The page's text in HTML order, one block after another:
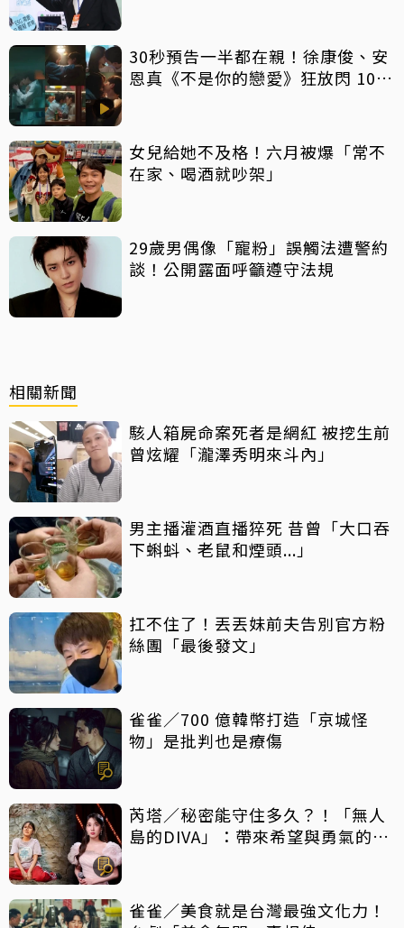
30秒預告一半都在親！徐康俊、安
恩真《不是你的戀愛》狂放閃 10年
女兒給她不及格！六月被爆「常不
在家、喝酒就吵架」
29歲男偶像「寵粉」誤觸法遭警約
談！公開露面呼籲遵守法規
相關新聞
駭人箱屍命案死者是網紅 被挖生前
曾炫耀「瀧澤秀明來斗內」
男主播灌酒直播猝死 昔曾「大口吞
下蝌蚪、老鼠和煙頭...」
扛不住了！丟丟妹前夫告別官方粉
絲團「最後發文」
雀雀／700 億韓幣打造「京城怪
物」是批判也是療傷
芮塔／秘密能守住多久？！「無人
島的DIVA」：帶來希望與勇氣的反
雀雀／美食就是台灣最強文化力！